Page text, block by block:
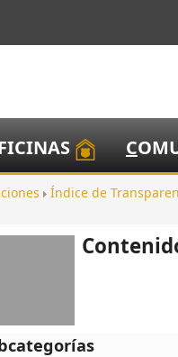
C
Índice de